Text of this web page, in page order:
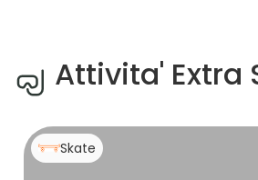
Attivita' Extra
Skate